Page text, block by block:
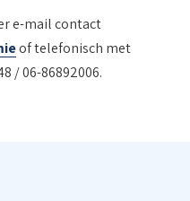
e-mail contact
of telefonisch met
/ 06-86892006.